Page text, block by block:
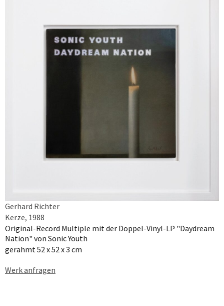
Gerhard Richter
Kerze, 1988
Original-Record Multiple mit der Doppel-Vinyl-LP "Daydream
Nation" von Sonic Youth
gerahmt 52 x 52 x 3 cm
Werk anfragen